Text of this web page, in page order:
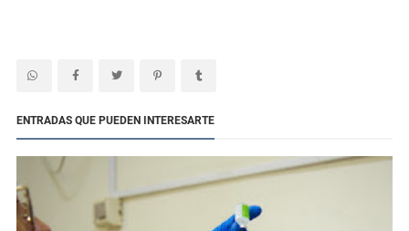
ENTRADAS QUE PUEDEN INTERESARTE